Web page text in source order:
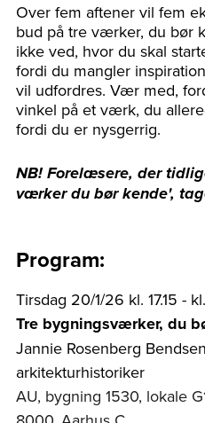
Over fem aftener vil fem
bud på tre værker, du bør
ikke ved, hvor du skal
fordi du mangler
vil udfordres. Vær med,
vinkel på et værk, du
fordi du er nysgerrig.
NB! Forelæsere, der
værker du bør kende',
Program:
Tirsdag 20/1/26 kl. 17.15 -
Tre bygningsværker, du
Jannie Rosenberg
arkitekturhistoriker
AU, bygning 1530, lokale